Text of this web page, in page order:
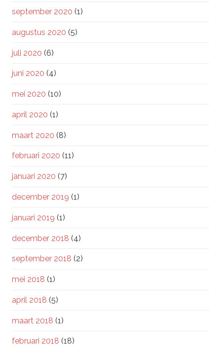
september 2020 (1)
augustus 2020 (5)
juli 2020 (6)
juni 2020 (4)
mei 2020 (10)
april 2020 (1)
maart 2020 (8)
februari 2020 (11)
januari 2020 (7)
december 2019 (1)
januari 2019 (1)
december 2018 (4)
september 2018 (2)
mei 2018 (1)
april 2018 (5)
maart 2018 (1)
februari 2018 (18)